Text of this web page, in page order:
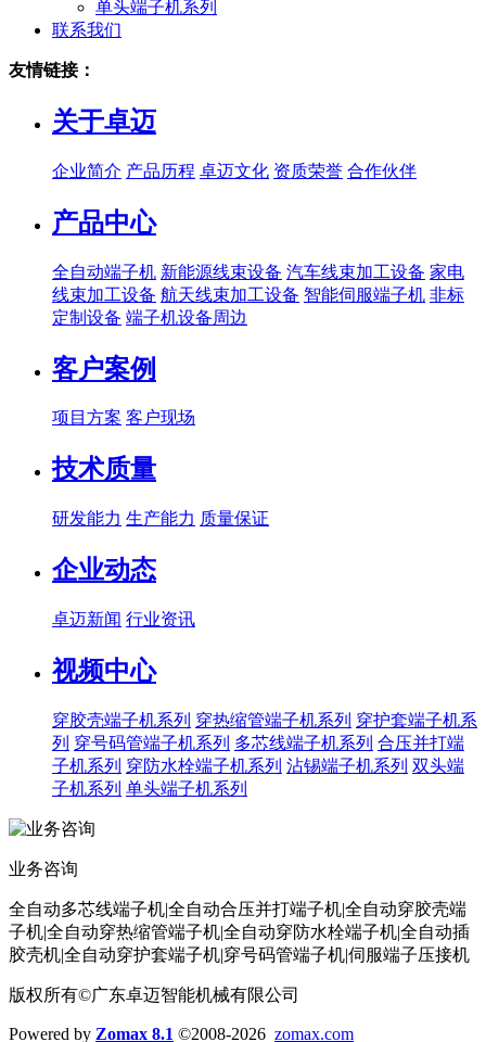
单头端子机系列
联系我们
友情链接：
关于卓迈
企业简介 产品历程 卓迈文化 资质荣誉 合作伙伴
产品中心
全自动端子机 新能源线束设备 汽车线束加工设备 家电
线束加工设备 航天线束加工设备 智能伺服端子机 非标
定制设备 端子机设备周边
客户案例
项目方案 客户现场
技术质量
研发能力 生产能力 质量保证
企业动态
卓迈新闻 行业资讯
视频中心
穿胶壳端子机系列 穿热缩管端子机系列 穿护套端子机系
列 穿号码管端子机系列 多芯线端子机系列 合压并打端
子机系列 穿防水栓端子机系列 沾锡端子机系列 双头端
子机系列 单头端子机系列
业务咨询
全自动多芯线端子机|全自动合压并打端子机|全自动穿胶壳端
子机|全自动穿热缩管端子机|全自动穿防水栓端子机|全自动插
胶壳机|全自动穿护套端子机|穿号码管端子机|伺服端子压接机
版权所有©广东卓迈智能机械有限公司
Powered by Zomax 8.1 ©2008-2026 zomax.com